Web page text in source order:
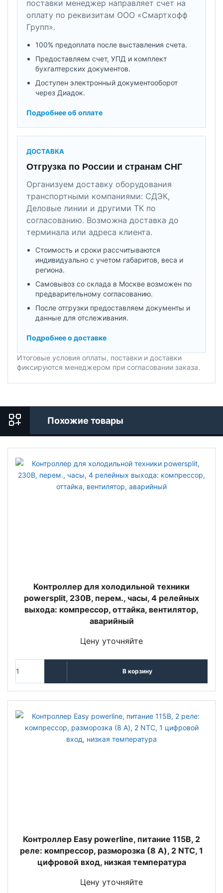
поставки менеджер направляет счет на
оплату по реквизитам ООО «Смартхофф
Групп».
100% предоплата после выставления счета.
Предоставляем счет, УПД и комплект
бухгалтерских документов.
Доступен электронный документооборот
через Диадок.
Подробнее об оплате
ДОСТАВКА
Отгрузка по России и странам СНГ
Организуем доставку оборудования
транспортными компаниями: СДЭК,
Деловые линии и другими ТК по
согласованию. Возможна доставка до
терминала или адреса клиента.
Стоимость и сроки рассчитываются
индивидуально с учетом габаритов, веса и
региона.
Самовывоз со склада в Москве возможен по
предварительному согласованию.
После отгрузки предоставляем документы и
данные для отслеживания.
Подробнее о доставке
Итоговые условия оплаты, поставки и доставки
фиксируются менеджером при согласовании заказа.
Похожие товары
Контроллер для холодильной техники
powersplit, 230В, перем., часы, 4 релейных
выхода: компрессор, оттайка, вентилятор,
аварийный
Цену уточняйте
В корзину
Контроллер Easy powerline, питание 115В, 2
реле: компрессор, разморозка (8 A), 2 NTC, 1
цифровой вход, низкая температура
Цену уточняйте